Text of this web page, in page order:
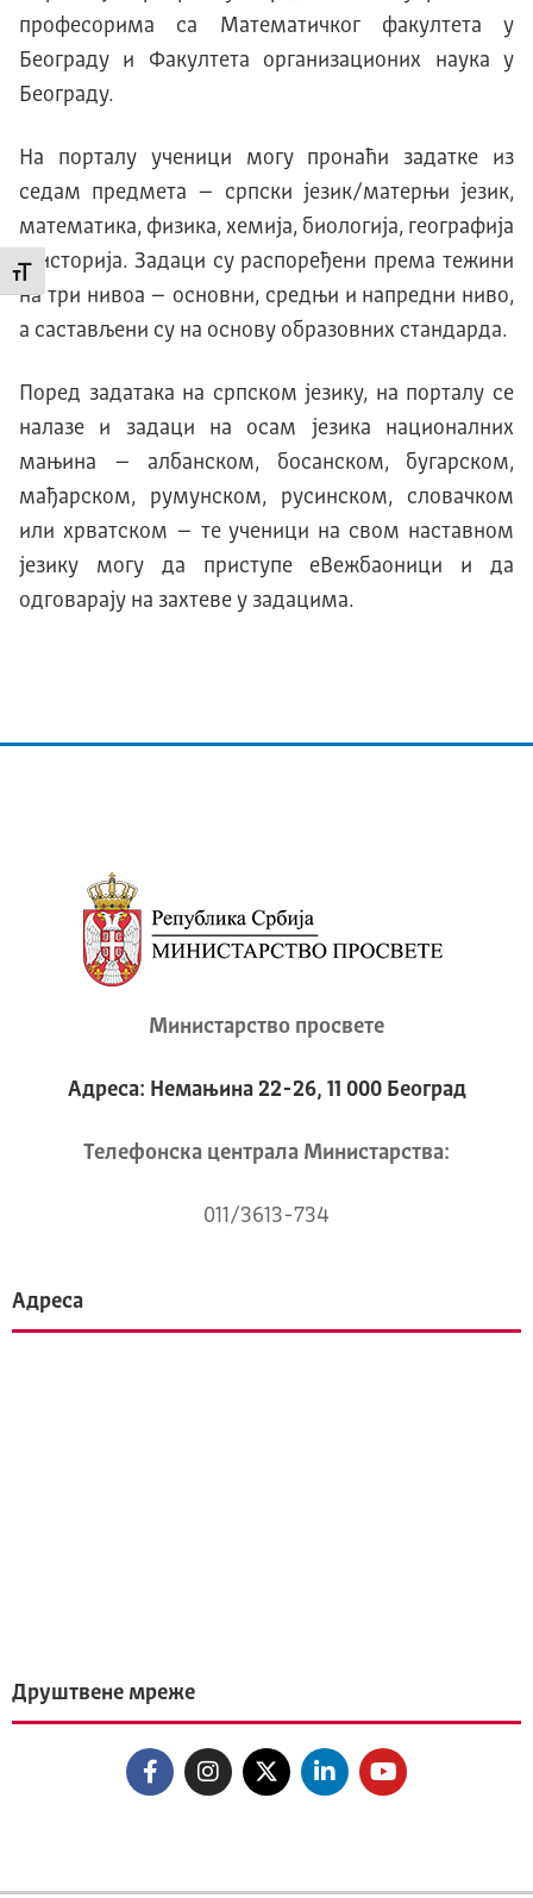
Промени величину слова
професорима са Математичког факултета у
Београду и Факултета организационих наука у
Београду.
На порталу ученици могу пронаћи задатке из
седам предмета – српски језик/матерњи језик,
математика, физика, хемија, биологија, географија
и историја. Задаци су распоређени према тежини
на три нивоа – основни, средњи и напредни ниво,
а састављени су на основу образовних стандарда.
Поред задатака на српском језику, на порталу се
налазе и задаци на осам језика националних
мањина – албанском, босанском, бугарском,
мађарском, румунском, русинском, словачком
или хрватском – те ученици на свом наставном
језику могу да приступе еВежбаоници и да
одговарају на захтеве у задацима.
Министарство просвете
Адреса: Немањина 22-26, 11 000 Београд
Телeфонска централа Mинистарства:
011/3613-734
Адреса
Друштвене мреже